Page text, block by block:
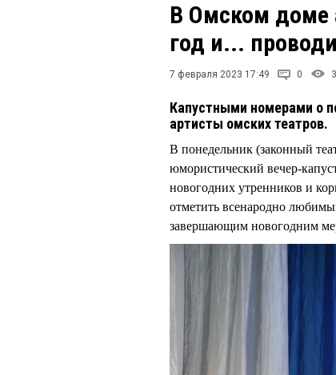
В Омском доме
год и...
7 февраля 2023 17:49 0
Капустными номерами о
артисты омских театров.
В понедельник (законный
юмористический вечер-
новогодних утренников и
отметить всенародно
завершающим новогодним